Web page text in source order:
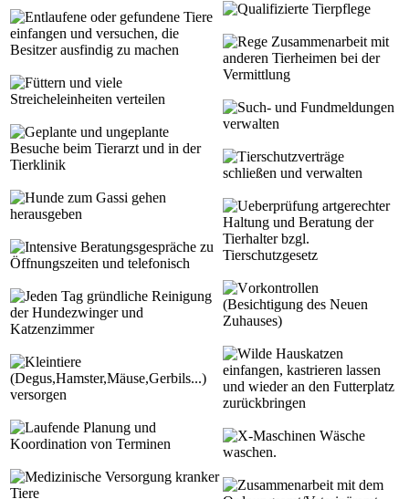
ntlaufene oder gefundene Tiere
einfangen und versuchen, die
Besitzer ausfindig zu machen
üttern und viele
Streicheleinheiten verteilen
eplante und ungeplante
Besuche beim Tierarzt und in der
Tierklinik
unde zum Gassi gehen
herausgeben
ntensive Beratungsgespräche zu
Öffnungszeiten und telefonisch
eden Tag gründliche Reinigung
der Hundezwinger und
Katzenzimmer
leintiere
(Degus,Hamster,Mäuse,Gerbils...)
versorgen
aufende Planung und
Koordination von Terminen
edizinische Versorgung kranker
Tiere
ualifizierte Tierpflege
ege Zusammenarbeit mit
anderen Tierheimen bei der
Vermittlung
uch- und Fundmeldungen
verwalten
ierschutzverträge
schließen und verwalten
eberprüfung artgerechter
Haltung und Beratung der
Tierhalter bzgl.
Tierschutzgesetz
orkontrollen
(Besichtigung des Neuen
Zuhauses)
ilde Hauskatzen
einfangen, kastrieren lassen
und wieder an den Futterplatz
zurückbringen
-Maschinen Wäsche
waschen.
usammenarbeit mit dem